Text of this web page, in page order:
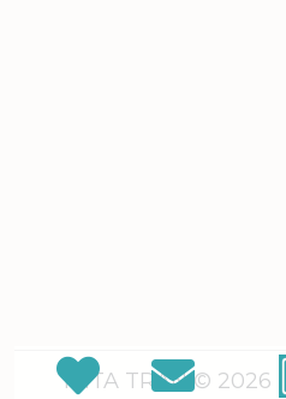
MITA TRAN © 2026